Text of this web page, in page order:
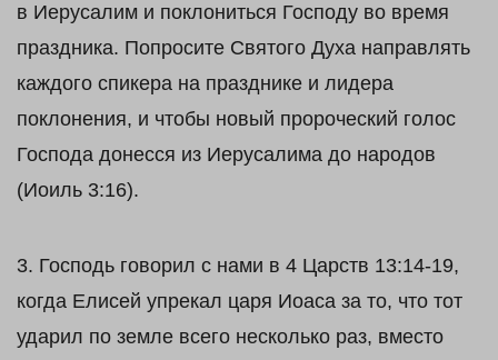
в Иерусалим и поклониться Господу во время
праздника. Попросите Святого Духа направлять
каждого спикера на празднике и лидера
поклонения, и чтобы новый пророческий голос
Господа донесся из Иерусалима до народов
(Иоиль 3:16).
3. Господь говорил с нами в 4 Царств 13:14-19,
когда Елисей упрекал царя Иоаса за то, что тот
ударил по земле всего несколько раз, вместо